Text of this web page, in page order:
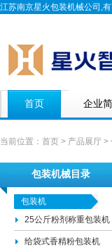
江苏南京星火包装机械公司,
首页 企业
当前位置： 首页 > 产品展厅 >
包装机械目录
包装机
25公斤粉剂称重包装机
给袋式香精粉包装机